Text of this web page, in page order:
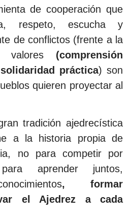
de cooperación que
respeto, escucha y
de conflictos (frente a la
valores (comprensión
práctica) son
quieren proyectar al
tradición ajedrecística
a la historia propia de
no para competir por
aprender juntos,
, formar
el Ajedrez a cada